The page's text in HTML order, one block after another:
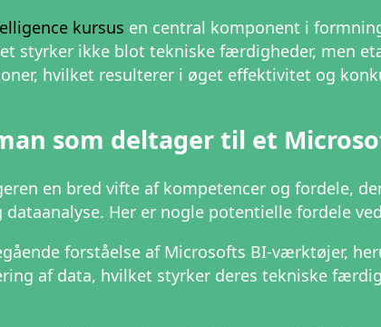
kursus en central komponent i
styrker ikke blot tekniske færdigheder, men
hvilket resulterer i øget effektivitet og
som deltager til et
en bred vifte af kompetencer og fordele,
Her er nogle potentielle fordele
forståelse af Microsofts BI-værktøjer,
af data, hvilket styrker deres tekniske